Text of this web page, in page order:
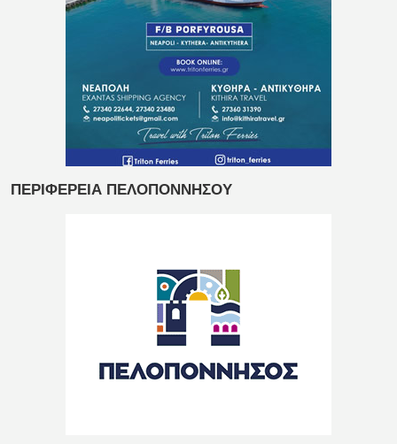
ΠΕΡΙΦΕΡΕΙΑ ΠΕΛΟΠΟΝΝΗΣΟΥ